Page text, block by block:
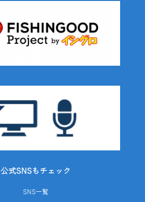
公式SNSもチェック
SNS一覧